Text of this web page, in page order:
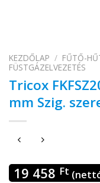
KEZDŐLAP / FŰTŐ-
FÜSTGÁZELVEZETÉS
Tricox
mm Szig.
19 458 Ft